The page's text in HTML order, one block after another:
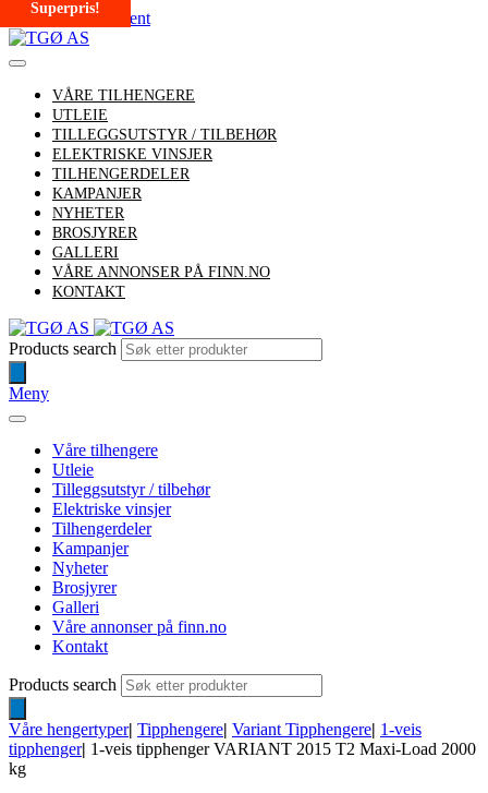
Skip to main content
VÅRE TILHENGERE
UTLEIE
TILLEGGSUTSTYR / TILBEHØR
ELEKTRISKE VINSJER
TILHENGERDELER
KAMPANJER
NYHETER
BROSJYRER
GALLERI
VÅRE ANNONSER PÅ FINN.NO
KONTAKT
Products search
Meny
Våre tilhengere
Utleie
Tilleggsutstyr / tilbehør
Elektriske vinsjer
Tilhengerdeler
Kampanjer
Nyheter
Brosjyrer
Galleri
Våre annonser på finn.no
Kontakt
Products search
Våre hengertyper| Tipphengere| Variant Tipphengere| 1-veis
tipphenger| 1-veis tipphenger VARIANT 2015 T2 Maxi-Load 2000
kg
Superpris!